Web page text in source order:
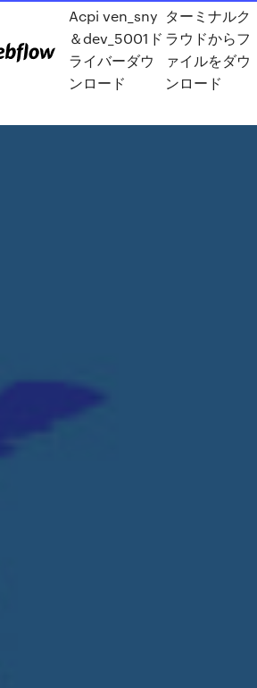
Acpi ven_sny
＆dev_5001ド
ライバーダウ
ンロード
ターミナルク
ラウドからフ
ァイルをダウ
ンロード